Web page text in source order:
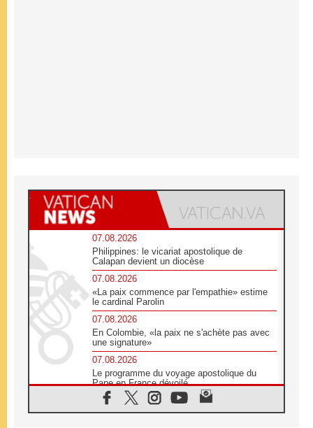
07.08.2026
Philippines: le vicariat apostolique de
Calapan devient un diocèse
07.08.2026
«La paix commence par l'empathie» estime
le cardinal Parolin
07.08.2026
En Colombie, «la paix ne s'achète pas avec
une signature»
07.08.2026
Le programme du voyage apostolique du
Pape en France dévoilé
07.08.2026
1ère Conférence continentale sur l'éducation